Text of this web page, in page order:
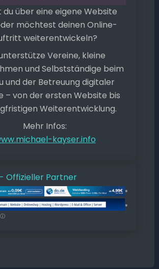
du über eine eigene Website
möchtest deinen Online-
weiterentwickeln?
Vereine, kleine
und Selbstständige beim
und der Betreuung digitaler
– von der ersten Website bis
Weiterentwicklung.
Mehr Infos:
kayser.info
*
*
ⓘ